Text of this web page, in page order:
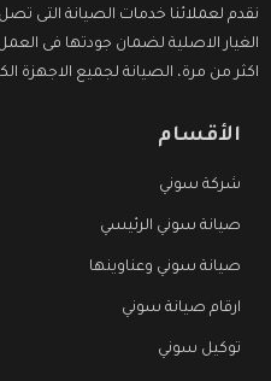
نقدم لعملائنا خدمات الصيانة التى
الغيار الاصلية لضمان جودتها فى
اكثر من مرة، الصيانة لجميع الاجهزة
الأقسام
شركة سوني
صيانة سوني الرئيسي
صيانة سوني وعناوينها
ارقام صيانة سوني
توكيل سوني